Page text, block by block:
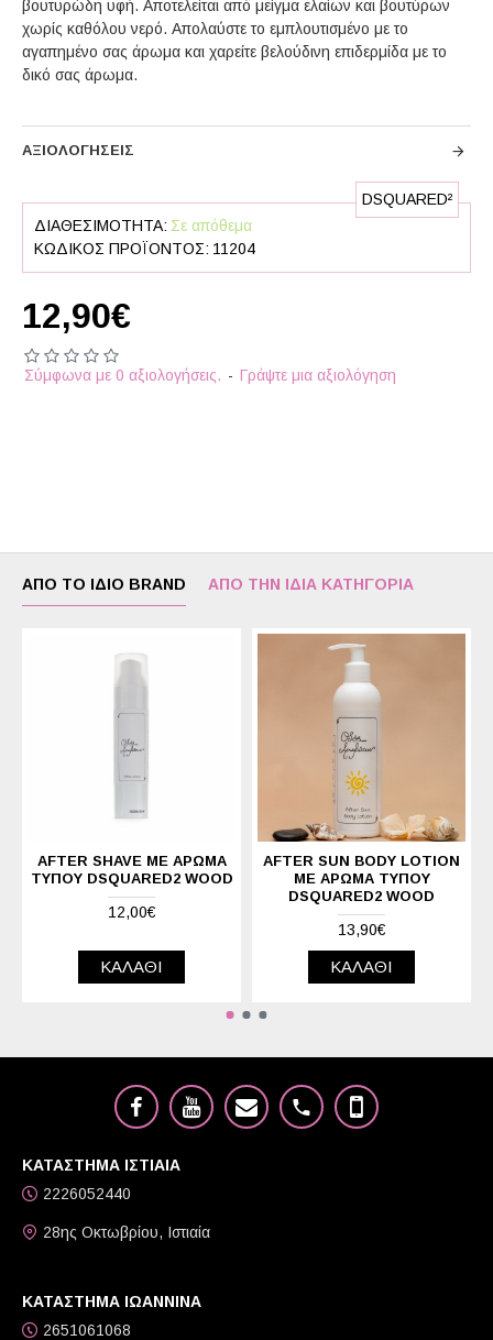
βουτυρώδη υφή. Αποτελείται από μείγμα ελαίων και βουτύρων
χωρίς καθόλου νερό. Απολαύστε το εμπλουτισμένο με το
αγαπημένο σας άρωμα και χαρείτε βελούδινη επιδερμίδα με το
δικό σας άρωμα.
ΑΞΙΟΛΟΓΉΣΕΙΣ
ΔΙΑΘΕΣΙΜΌΤΗΤΑ: Σε απόθεμα
ΚΩΔΙΚΌΣ ΠΡΟΪΌΝΤΟΣ: 11204
DSQUARED²
Σύμφωνα με 0 αξιολογήσεις. - Γράψτε μια αξιολόγηση
12,90€
ΑΠΌ ΤΟ ΊΔΙΟ BRAND ΑΠΌ ΤΗΝ ΊΔΙΑ ΚΑΤΗΓΟΡΊΑ
AFTER SHAVE ΜΕ ΆΡΩΜΑ
ΤΎΠΟΥ DSQUARED2 WOOD
12,00€
ΚΑΛΆΘΙ
AFTER SUN BODY LOTION
ΜΕ ΆΡΩΜΑ ΤΎΠΟΥ
DSQUARED2 WOOD
13,90€
ΚΑΛΆΘΙ
ΚΑΤΑΣΤΗΜΑ ΙΣΤΙΑΙΑ
2226052440
28ης Οκτωβρίου, Ιστιαία
ΚΑΤΑΣΤΗΜΑ ΙΩΑΝΝΙΝΑ
2651061068